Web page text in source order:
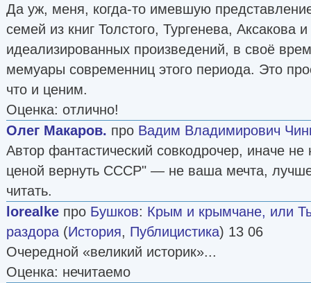
Да уж, меня, когда-то имевшую
семей из книг Толстого, Тургенева, Аксакова
идеализированных произведений, в своё
мемуары современниц этого периода. Это
что и ценим.
Оценка: отлично!
Олег Макаров. про Вадим Владимирович
Автор фантастический совкодрочер, иначе
ценой вернуть СССР" — не ваша мечта, лучше
читать.
lorealke про Бушков: Крым и крымчане, или
раздора (История, Публицистика) 13 06
Очередной «великий историк»...
Оценка: нечитаемо